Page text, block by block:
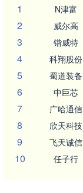
1
N津富
2 威尔高
3 锴威特
4 科翔股份
5 蜀道装备
6 中巨芯
7 广哈通信
8 欣天科技
9 飞天诚信
10 任子行